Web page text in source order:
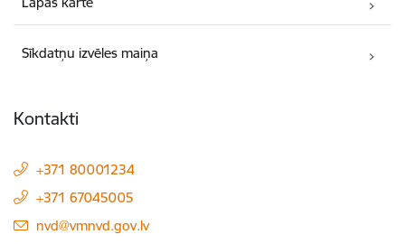
Sīkdatņu izvēles maiņa
Kontakti
+371 80001234
+371 67045005
E-pasts:
nvd@vmnvd.gov.lv